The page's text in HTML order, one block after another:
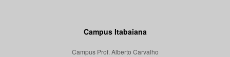
Campus Itabaiana
Campus Prof. Alberto Carvalho